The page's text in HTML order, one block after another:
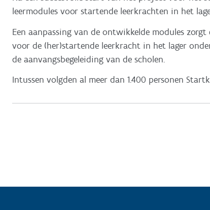
leermodules voor startende leerkrachten in het
Een aanpassing van de ontwikkelde modules
voor de (her)startende leerkracht in het lager
de aanvangsbegeleiding van de scholen.
Intussen volgden al meer dan 1.400 personen